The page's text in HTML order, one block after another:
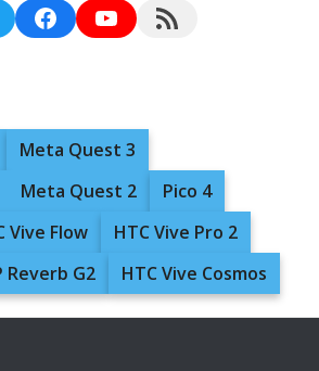
FacebookYouTubeRSS Feed
Meta Quest 3
Meta Quest 2
Pico 4
Vive Flow
HTC Vive Pro 2
Reverb G2 HTC Vive Cosmos